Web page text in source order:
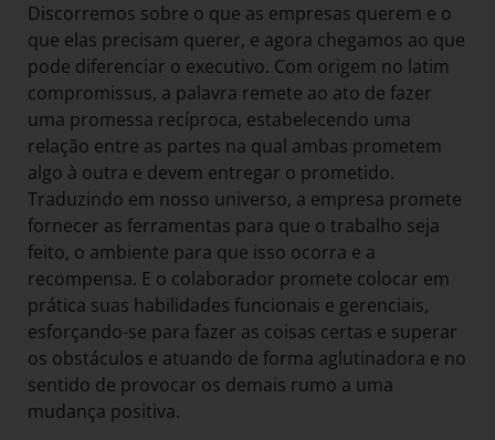
Discorremos sobre o que as empresas querem e o
que elas precisam querer, e agora chegamos ao que
pode diferenciar o executivo. Com origem no latim
compromissus, a palavra remete ao ato de fazer
uma promessa recíproca, estabelecendo uma
relação entre as partes na qual ambas prometem
algo à outra e devem entregar o prometido.
Traduzindo em nosso universo, a empresa promete
fornecer as ferramentas para que o trabalho seja
feito, o ambiente para que isso ocorra e a
recompensa. E o colaborador promete colocar em
prática suas habilidades funcionais e gerenciais,
esforçando-se para fazer as coisas certas e superar
os obstáculos e atuando de forma aglutinadora e no
sentido de provocar os demais rumo a uma
mudança positiva.